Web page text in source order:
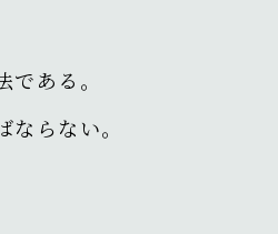
ある。
らない。